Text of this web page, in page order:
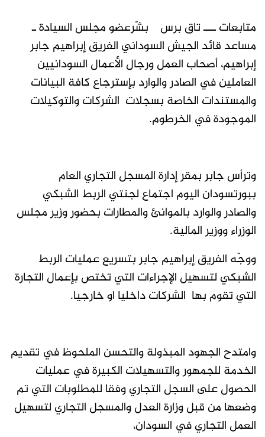
متابعات ـــ تاق برس بشّرعضو مجلس السيادة ـ
مساعد قائد الجيش السوداني الفريق إبراهيم جابر
إبراهيم، أصحاب العمل ورجال الأعمال السودانيين
العاملين في الصادر والوارد بإسترجاع كافة البيانات
والمستندات الخاصة بسجلات الشركات والتوكيلات
الموجودة في الخرطوم.
وترأس جابر بمقر إدارة المسجل التجاري العام
ببورتسودان اليوم اجتماع لجنتي الربط الشبكي
والصادر والوارد بالموانئ والمطارات بحضور وزير مجلس
الوزراء ووزير المالية.
ووجّه الفريق إبراهيم جابر بتسريع عمليات الربط
الشبكي لتسهيل الإجراءات التي تختص بإعمال التجارة
التي تقوم بها الشركات داخليا او خارجيا.
وامتدح الجهود المبذولة والتحسن الملحوظ في تقديم
الخدمة للجمهور والتسهيلات الكبيرة في عمليات
الحصول على السجل التجاري وفقا للمطلوبات التي تم
وضعها من قبل وزارة العدل والمسجل التجاري لتسهيل
العمل التجاري في السودان،